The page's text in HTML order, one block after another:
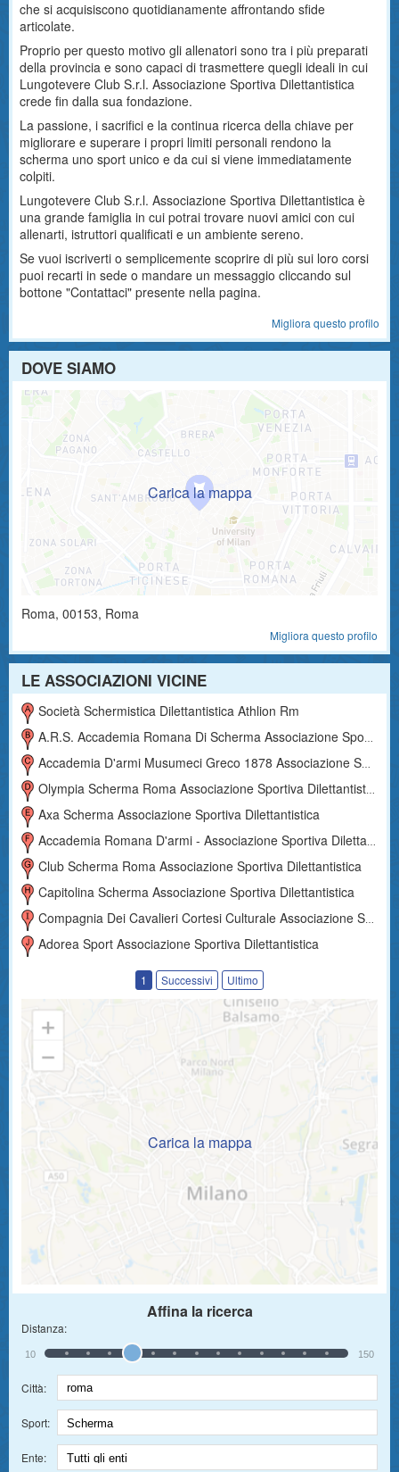
che si acquisiscono quotidianamente affrontando sfide
articolate.
Proprio per questo motivo gli allenatori sono tra i più preparati
della provincia e sono capaci di trasmettere quegli ideali in cui
Lungotevere Club S.r.l. Associazione Sportiva Dilettantistica
crede fin dalla sua fondazione.
La passione, i sacrifici e la continua ricerca della chiave per
migliorare e superare i propri limiti personali rendono la
scherma uno sport unico e da cui si viene immediatamente
colpiti.
Lungotevere Club S.r.l. Associazione Sportiva Dilettantistica è
una grande famiglia in cui potrai trovare nuovi amici con cui
allenarti, istruttori qualificati e un ambiente sereno.
Se vuoi iscriverti o semplicemente scoprire di più sui loro corsi
puoi recarti in sede o mandare un messaggio cliccando sul
bottone "Contattaci" presente nella pagina.
Migliora questo profilo
DOVE SIAMO
Roma, 00153, Roma
Migliora questo profilo
LE ASSOCIAZIONI VICINE
Società Schermistica Dilettantistica Athlion Rm
A.r.s. Accademia Romana Di Scherma Associazione Sportiva Dilettantistica
Accademia D'armi Musumeci Greco 1878 Associazione Sportiva Dilettantistica A R.l.
Olympia Scherma Roma Associazione Sportiva Dilettantistica
Axa Scherma Associazione Sportiva Dilettantistica
Accademia Romana D'armi - Associazione Sportiva Dilettantistica
Club Scherma Roma Associazione Sportiva Dilettantistica
Capitolina Scherma Associazione Sportiva Dilettantistica
Compagnia Dei Cavalieri Cortesi Culturale Associazione Sportiva Dilettantistica
Adorea Sport Associazione Sportiva Dilettantistica
1 Successivi Ultimo
Carica la mappa
Affina la ricerca
Distanza:
10 150
Città:
Sport:
Ente: